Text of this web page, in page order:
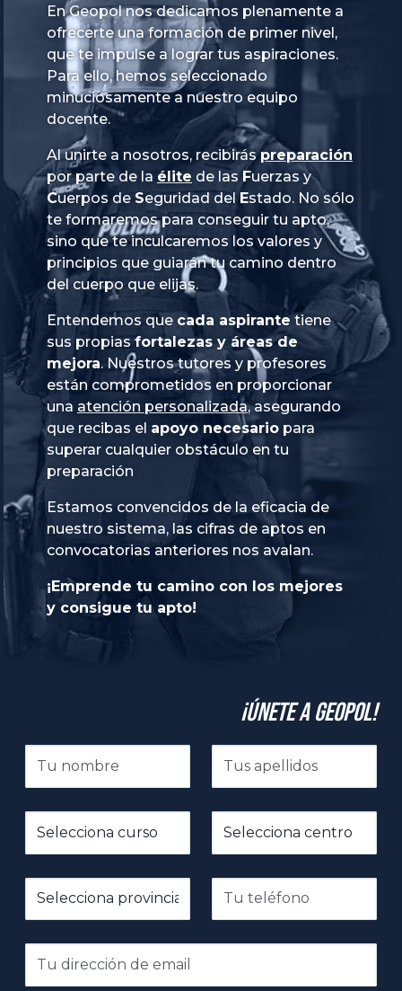
En Geopol nos dedicamos plenamente a
ofrecerte una formación de primer nivel,
que te impulse a lograr tus aspiraciones.
Para ello, hemos seleccionado
minuciosamente a nuestro equipo
docente.
Al unirte a nosotros, recibiráspreparación
por parte de la élite de las Fuerzas y
Cuerpos de Seguridad del Estado. No sólo
te formaremos para conseguir tu apto,
sino que te inculcaremos los valores y
principios que guiarán tu camino dentro
del cuerpo que elijas.
Entendemos que cada aspirante tiene
sus propias fortalezas y áreas de
mejora. Nuestros tutores y profesores
están comprometidos en proporcionar
una atención personalizada, asegurando
que recibas el apoyo necesario para
superar cualquier obstáculo en tu
preparación
Estamos convencidos de la eficacia de
nuestro sistema, las cifras de aptos en
convocatorias anteriores nos avalan.
¡Emprende tu camino con los mejores
y consigue tu apto!
¡Únete a GeoPol!